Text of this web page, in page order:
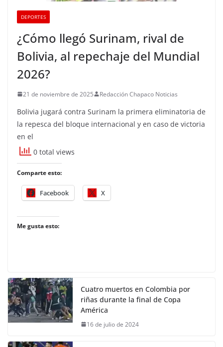
DEPORTES
¿Cómo llegó Surinam, rival de
Bolivia, al repechaje del Mundial
2026?
21 de noviembre de 2025 Redacción Chapaco Noticias
Bolivia jugará contra Surinam la primera eliminatoria de
la repesca del bloque internacional y en caso de victoria
en el
0 total views
Comparte esto:
Facebook X
Me gusta esto:
Cuatro muertos en Colombia por
riñas durante la final de Copa
América
16 de julio de 2024